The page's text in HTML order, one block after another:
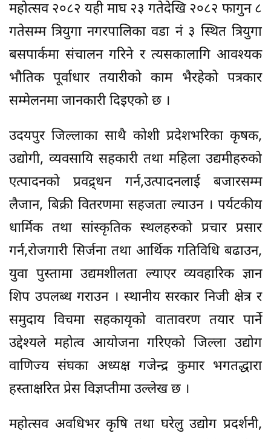
महोत्सव २०८२ यही माघ २३ गतेदेखि २०८२ फागुन ८
गतेसम्म त्रियुगा नगरपालिका वडा नं ३ स्थित त्रियुगा
बसपार्कमा संचालन गरिने र त्यसकालागि आवश्यक
भौतिक पूर्वाधार तयारीको काम भैरहेको पत्रकार
सम्मेलनमा जानकारी दिइएको छ ।
उदयपुर जिल्लाका साथै कोशी प्रदेशभरिका कृषक,
उद्योगी, व्यवसायि सहकारी तथा महिला उद्यमीहरुको
एत्पादनको प्रवद्र्धन गर्न,उत्पादनलाई बजारसम्म
लैजान, बिक्री वितरणमा सहजता ल्याउन । पर्यटकीय
धार्मिक तथा सांस्कृतिक स्थलहरुको प्रचार प्रसार
गर्न,रोजगारी सिर्जना तथा आर्थिक गतिविधि बढाउन,
युवा पुस्तामा उद्यमशीलता ल्याएर व्यवहारिक ज्ञान
शिप उपलब्ध गराउन । स्थानीय सरकार निजी क्षेत्र र
समुदाय विचमा सहकायृको वातावरण तयार पार्ने
उद्देश्यले महोत्व आयोजना गरिएको जिल्ला उद्योग
वाणिज्य संघका अध्यक्ष गजेन्द्र कुमार भगतद्धारा
हस्ताक्षरित प्रेस विज्ञप्तीमा उल्लेख छ ।
महोत्सव अवधिभर कृषि तथा घरेलु उद्योग प्रदर्शनी,